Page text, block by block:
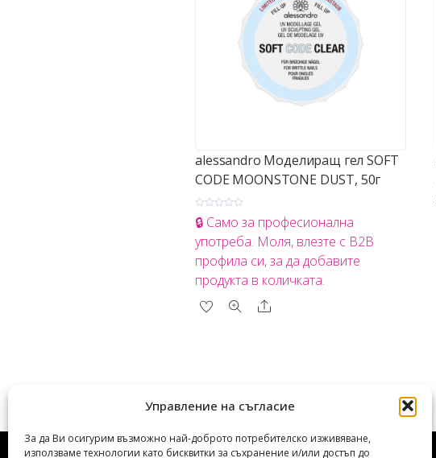
Управление на съгласие
За да Ви осигурим възможно най-доброто потребителско изживяване,
използваме технологии като бисквитки за съхранение и/или достъп до
alessandro Моделиращ гел SOFT
CODE MOONSTONE DUST, 50г
ц
н
е
н
о
с
0
🔒 Само за професионална
употреба. Моля, влезте с B2B
профила си, за да добавите
продукта в количката.
Share